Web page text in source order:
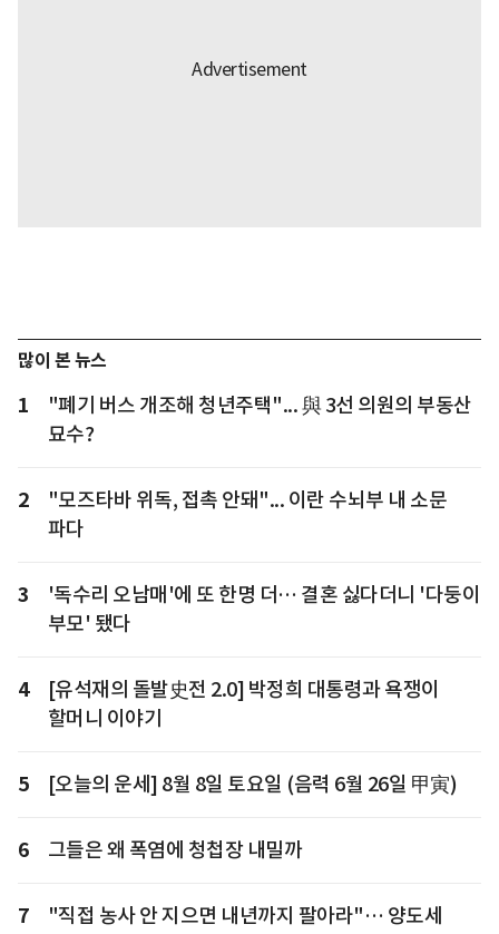
많이 본 뉴스
1
"폐기 버스 개조해 청년주택"... 與 3선 의원의 부동산
묘수?
2
"모즈타바 위독, 접촉 안돼"... 이란 수뇌부 내 소문
파다
3
'독수리 오남매'에 또 한명 더… 결혼 싫다더니 '다둥이
부모' 됐다
4
[유석재의 돌발史전 2.0] 박정희 대통령과 욕쟁이
할머니 이야기
5 [오늘의 운세] 8월 8일 토요일 (음력 6월 26일 甲寅)
6 그들은 왜 폭염에 청첩장 내밀까
7
"직접 농사 안 지으면 내년까지 팔아라"… 양도세